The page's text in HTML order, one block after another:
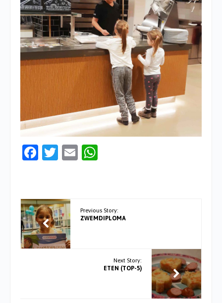
Facebook
Twitter
Email
Previous Story:
ZWEMDIPLOMA
Next Story:
ETEN (TOP-5)